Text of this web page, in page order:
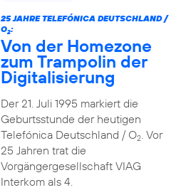
25 JAHRE TELEFÓNICA DEUTSCHLAND /
O2:
Von der Homezone
zum Trampolin der
Digitalisierung
Der 21. Juli 1995 markiert die
Geburtsstunde der heutigen
Telefónica Deutschland / O2. Vor
25 Jahren trat die
Vorgängergesellschaft VIAG
Interkom als 4.